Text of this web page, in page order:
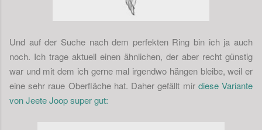
Und auf der Suche nach dem perfekten Ring bin ich ja auch
noch. Ich trage aktuell einen ähnlichen, der aber recht günstig
war und mit dem ich gerne mal irgendwo hängen bleibe, weil er
eine sehr raue Oberfläche hat. Daher gefällt mir diese Variante
von Jeete Joop super gut: